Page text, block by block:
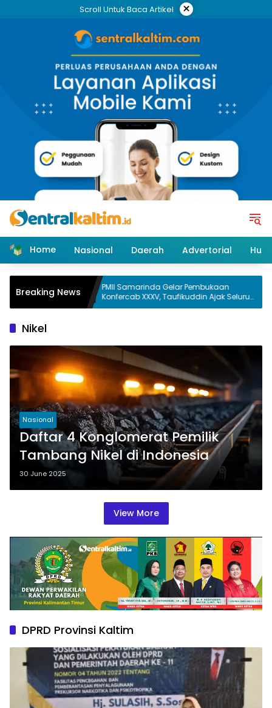
Scroll Untuk Baca Artikel ×
Home Nasional Daerah Advertorial
Breaking NewsPMII Samarinda Gelar Pembukaan
Konfercab XXXV, Taufikuddin Ajak Seluruh
Kader Perkuat Persatuan
Nikel
Nasional
Daftar 4 Konglomerat Pemilik
Tambang Nikel di Indonesia
30 June 2025
View More
DPRD Provinsi Kaltim